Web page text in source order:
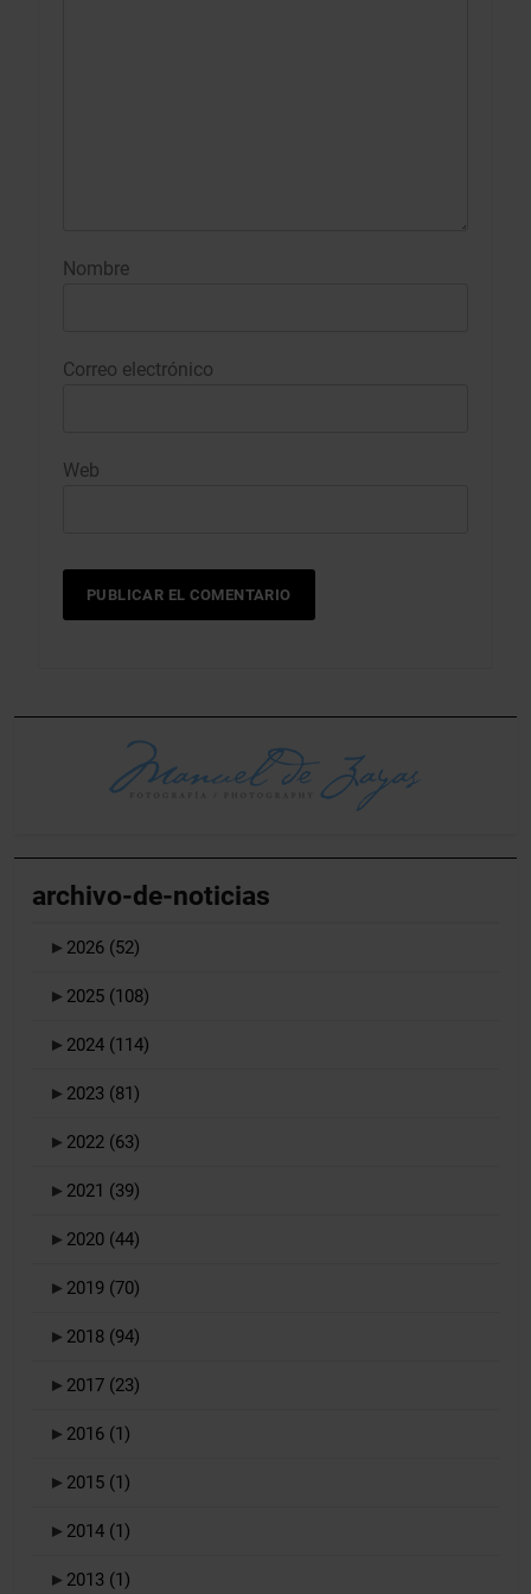
Nombre
Correo electrónico
Web
archivo-de-noticias
► 2026 (52)
► 2025 (108)
► 2024 (114)
► 2023 (81)
► 2022 (63)
► 2021 (39)
► 2020 (44)
► 2019 (70)
► 2018 (94)
► 2017 (23)
► 2016 (1)
► 2015 (1)
► 2014 (1)
► 2013 (1)